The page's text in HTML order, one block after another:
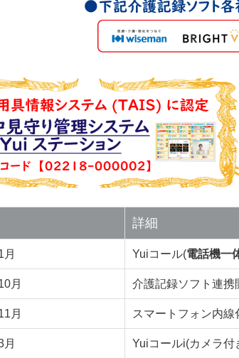
詳細
Yuiコール(電話機一
月 介護記録ソフト連携
月 スマートフォン内
Yuiコールi(カメラ付